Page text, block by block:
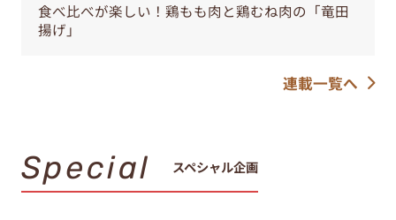
食べ比べが楽しい！鶏もも肉と鶏むね肉の「竜田
揚げ」
連載一覧へ
Special スペシャル企画